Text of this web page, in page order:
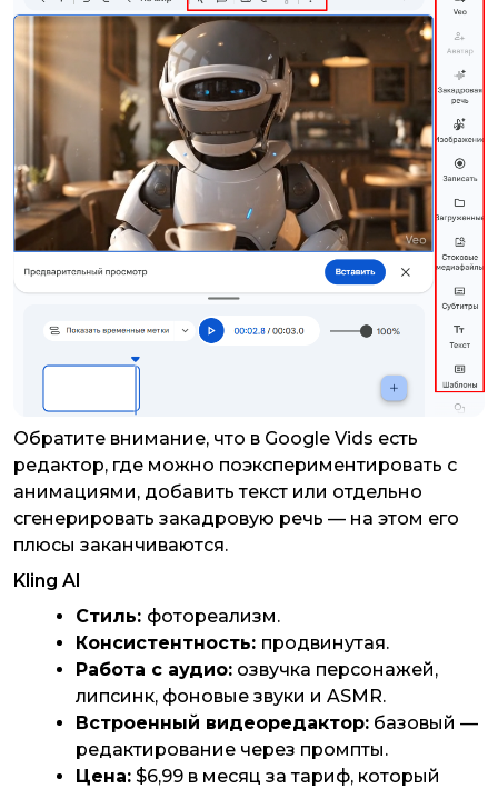
Обратите внимание, что в Google Vids есть
редактор, где можно поэкспериментировать с
анимациями, добавить текст или отдельно
сгенерировать закадровую речь — на этом его
плюсы заканчиваются.
Kling AI
Стиль: фотореализм.
Консистентность: продвинутая.
Работа с аудио: озвучка персонажей,
липсинк, фоновые звуки и ASMR.
Встроенный видеоредактор: базовый —
редактирование через промпты.
Цена: $6,99 в месяц за тариф, который